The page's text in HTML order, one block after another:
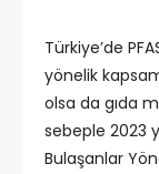
Türkiye’de
yönelik
olsa da gıda
sebeple 2023
Bulaşanlar